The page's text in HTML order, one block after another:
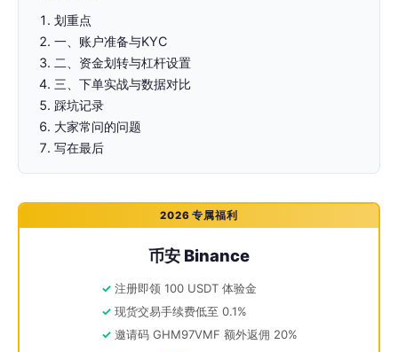
划重点
一、账户准备与KYC
二、资金划转与杠杆设置
三、下单实战与数据对比
踩坑记录
大家常问的问题
写在最后
2026 专属福利
币安 Binance
注册即领 100 USDT 体验金
现货交易手续费低至 0.1%
邀请码 GHM97VMF 额外返佣 20%